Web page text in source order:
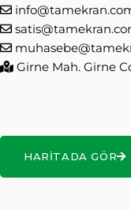
Girne Mah. Girne
HARITADA GÖR